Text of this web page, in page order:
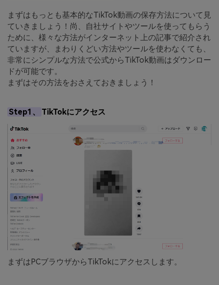
まずはもっとも基本的なTikTok動画の保存方法について見
ていきましょう！尚、自社サイトやツールを使ってもらう
ために、様々な方法がインターネット上の記事で紹介され
ていますが、まわりくどい方法やツールを使わなくても、
非常にシンプルな方法で公式からTikTok動画はダウンロー
ドが可能です。
まずはその方法をおさえておきましょう！
Step1、 TikTokにアクセス
まずはPCブラウザからTikTokにアクセスします。